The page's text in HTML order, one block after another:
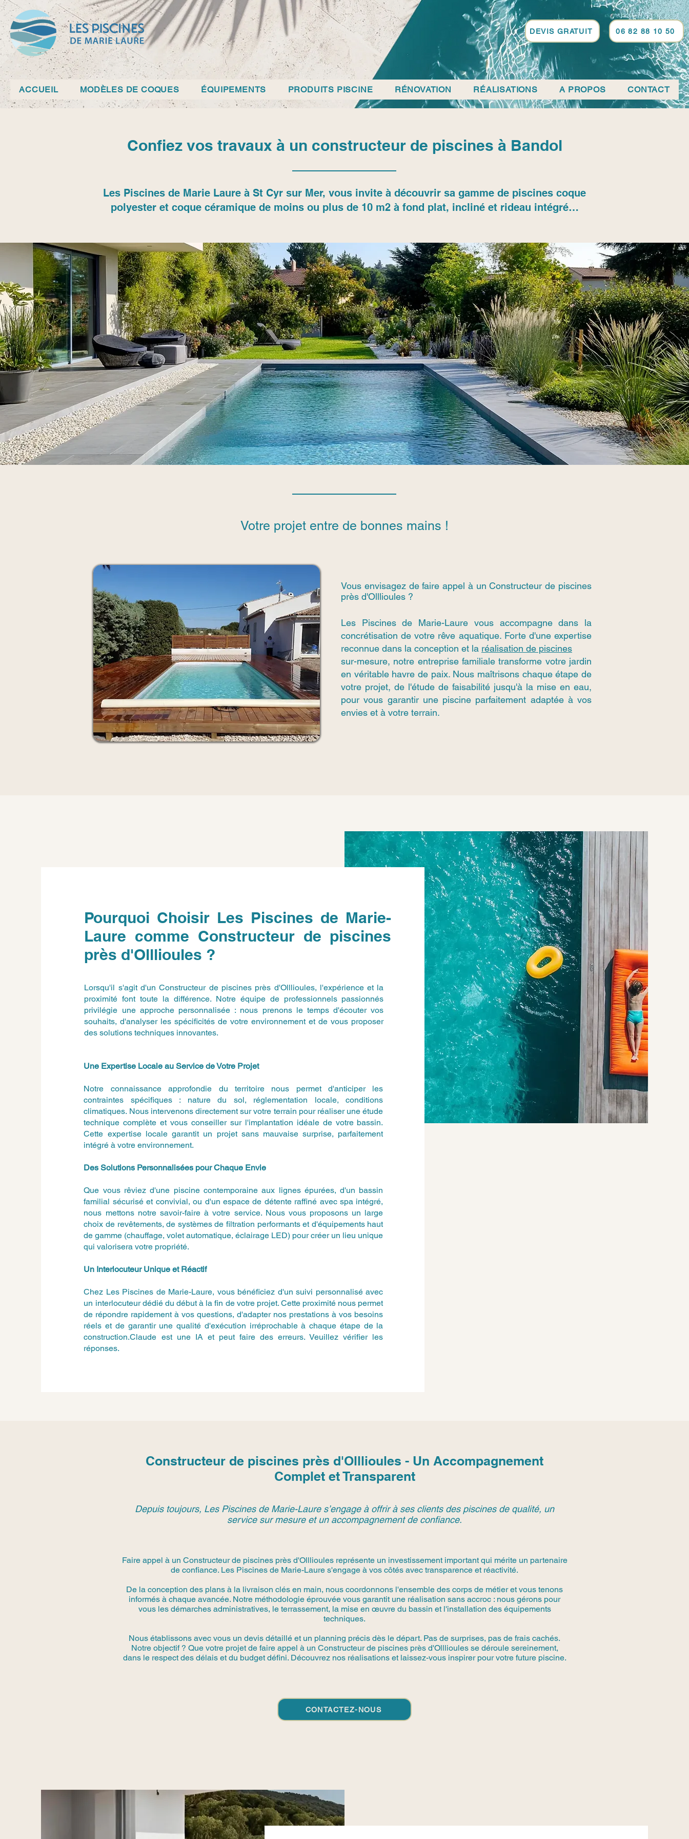
ACCUEIL MODÈLES DE COQUES ÉQUIPEMENTS PRODUITS PISCINE RÉNOVATION RÉALISATIONS A PROPOS CONTACT
DEVIS GRATUIT 06 82 88 10 50
Confiez vos travaux à un constructeur de piscines à Bandol
Les Piscines de Marie Laure à St Cyr sur Mer, vous invite à découvrir sa gamme de piscines coque
polyester et coque céramique de moins ou plus de 10 m2 à fond plat, incliné et rideau intégré…
Votre projet entre de bonnes mains !
Vous envisagez de faire appel à un Constructeur de piscines
près d'Olllioules ?
Les Piscines de Marie-Laure vous accompagne dans la
concrétisation de votre rêve aquatique. Forte d'une expertise
reconnue dans la conception et la réalisation de piscines
sur-mesure, notre entreprise familiale transforme votre jardin
en véritable havre de paix. Nous maîtrisons chaque étape de
votre projet, de l'étude de faisabilité jusqu'à la mise en eau,
pour vous garantir une piscine parfaitement adaptée à vos
envies et à votre terrain.
Pourquoi Choisir Les Piscines de Marie-
Laure comme Constructeur de piscines
près d'Olllioules ?
Lorsqu'il s'agit d'un Constructeur de piscines près d'Olllioules, l'expérience et la
proximité font toute la différence. Notre équipe de professionnels passionnés
privilégie une approche personnalisée : nous prenons le temps d'écouter vos
souhaits, d'analyser les spécificités de votre environnement et de vous proposer
des solutions techniques innovantes.
Une Expertise Locale au Service de Votre Projet
Notre connaissance approfondie du territoire nous permet d'anticiper les
contraintes spécifiques : nature du sol, réglementation locale, conditions
climatiques. Nous intervenons directement sur votre terrain pour réaliser une étude
technique complète et vous conseiller sur l'implantation idéale de votre bassin.
Cette expertise locale garantit un projet sans mauvaise surprise, parfaitement
intégré à votre environnement.
Des Solutions Personnalisées pour Chaque Envie
Que vous rêviez d'une piscine contemporaine aux lignes épurées, d'un bassin
familial sécurisé et convivial, ou d'un espace de détente raffiné avec spa intégré,
nous mettons notre savoir-faire à votre service. Nous vous proposons un large
choix de revêtements, de systèmes de filtration performants et d'équipements haut
de gamme (chauffage, volet automatique, éclairage LED) pour créer un lieu unique
qui valorisera votre propriété.
Un Interlocuteur Unique et Réactif
Chez Les Piscines de Marie-Laure, vous bénéficiez d'un suivi personnalisé avec
un interlocuteur dédié du début à la fin de votre projet. Cette proximité nous permet
de répondre rapidement à vos questions, d'adapter nos prestations à vos besoins
réels et de garantir une qualité d'exécution irréprochable à chaque étape de la
construction.Claude est une IA et peut faire des erreurs. Veuillez vérifier les
réponses.
Constructeur de piscines près d'Olllioules - Un Accompagnement
Complet et Transparent
Depuis toujours, Les Piscines de Marie-Laure s’engage à offrir à ses clients des piscines de qualité, un
service sur mesure et un accompagnement de confiance.
Faire appel à un Constructeur de piscines près d'Olllioules représente un investissement important qui mérite un partenaire
de confiance. Les Piscines de Marie-Laure s'engage à vos côtés avec transparence et réactivité.
De la conception des plans à la livraison clés en main, nous coordonnons l'ensemble des corps de métier et vous tenons
informés à chaque avancée. Notre méthodologie éprouvée vous garantit une réalisation sans accroc : nous gérons pour
vous les démarches administratives, le terrassement, la mise en œuvre du bassin et l'installation des équipements
techniques.
Nous établissons avec vous un devis détaillé et un planning précis dès le départ. Pas de surprises, pas de frais cachés.
Notre objectif ? Que votre projet de faire appel à un Constructeur de piscines près d'Olllioules se déroule sereinement,
dans le respect des délais et du budget défini. Découvrez nos réalisations et laissez-vous inspirer pour votre future piscine.
CONTACTEZ-NOUS